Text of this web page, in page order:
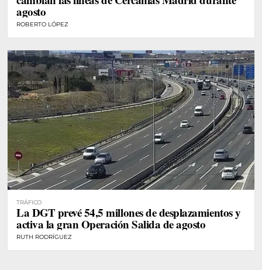
agosto
ROBERTO LÓPEZ
TRÁFICO
La DGT prevé 54,5 millones de desplazamientos y
activa la gran Operación Salida de agosto
RUTH RODRÍGUEZ